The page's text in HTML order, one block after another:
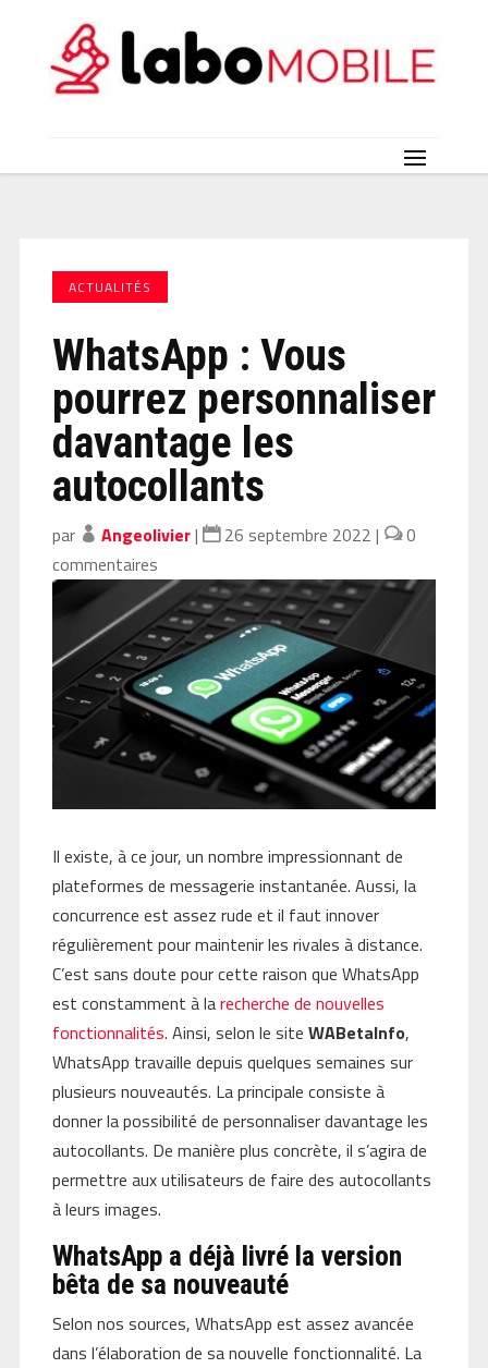
ACTUALITÉS
WhatsApp : Vous
pourrez personnaliser
davantage les
autocollants
par Angeolivier| 26 septembre 2022 |
0
commentaires
Il existe, à ce jour, un nombre impressionnant de
plateformes de messagerie instantanée. Aussi, la
concurrence est assez rude et il faut innover
régulièrement pour maintenir les rivales à distance.
C’est sans doute pour cette raison que WhatsApp
est constamment à larecherche de nouvelles
fonctionnalités. Ainsi, selon le site WABetaInfo,
WhatsApp travaille depuis quelques semaines sur
plusieurs nouveautés. La principale consiste à
donner la possibilité de personnaliser davantage les
autocollants. De manière plus concrète, il s’agira de
permettre aux utilisateurs de faire des autocollants
à leurs images.
WhatsApp a déjà livré la version
bêta de sa nouveauté
Selon nos sources, WhatsApp est assez avancée
dans l’élaboration de sa nouvelle fonctionnalité. La